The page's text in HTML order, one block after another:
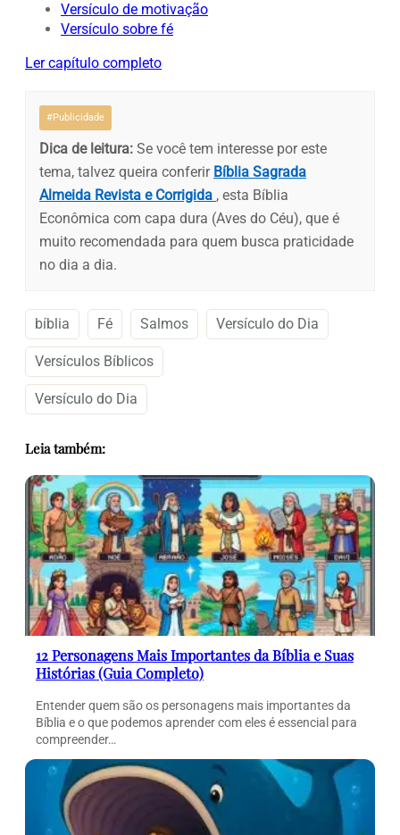
Versículo de motivação
Versículo sobre fé
Ler capítulo completo
#Publicidade
Dica de leitura: Se você tem interesse por este
tema, talvez queira conferir Bíblia Sagrada
Almeida Revista e Corrigida , esta Bíblia
Econômica com capa dura (Aves do Céu), que é
muito recomendada para quem busca praticidade
no dia a dia.
bíblia Fé Salmos Versículo do Dia
Versículos Bíblicos
Versículo do Dia
Leia também:
12 Personagens Mais Importantes da Bíblia e Suas
Histórias (Guia Completo)
Entender quem são os personagens mais importantes da
Bíblia e o que podemos aprender com eles é essencial para
compreender…